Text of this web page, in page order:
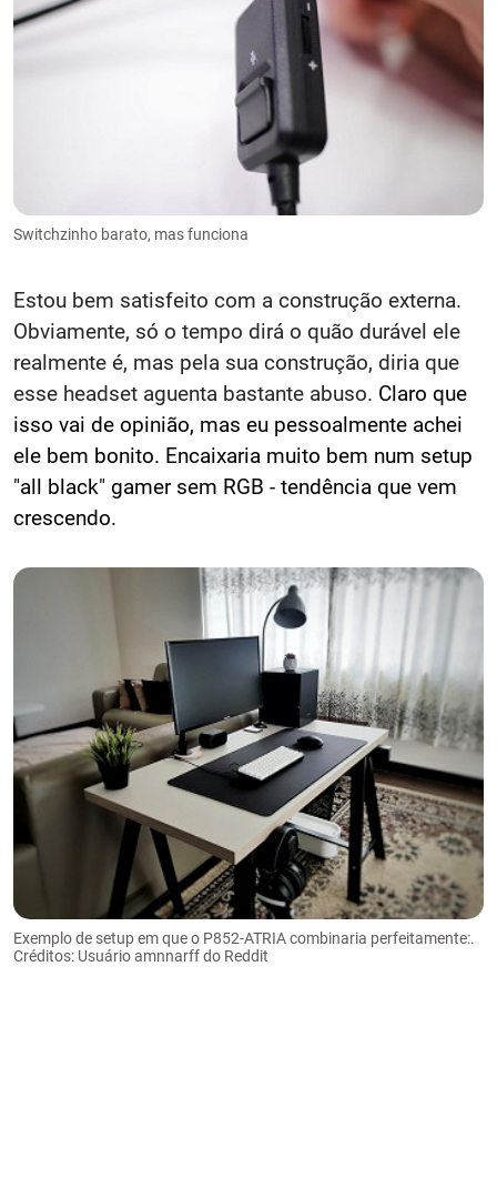
Switchzinho barato, mas funciona
Estou bem satisfeito com a construção externa.
Obviamente, só o tempo dirá o quão durável ele
realmente é, mas pela sua construção, diria que
esse headset aguenta bastante abuso. Claro que
isso vai de opinião, mas eu pessoalmente achei
ele bem bonito. Encaixaria muito bem num setup
"all black" gamer sem RGB - tendência que vem
crescendo.
Exemplo de setup em que o P852-ATRIA combinaria perfeitamente:.
Créditos: Usuário amnnarff do Reddit